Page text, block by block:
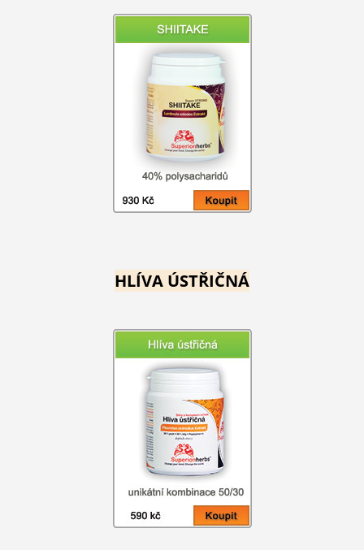
HLÍVA ÚSTŘIČNÁ